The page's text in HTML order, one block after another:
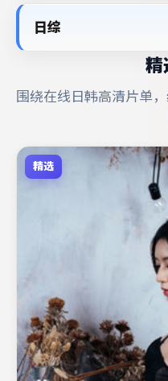
日综
精
围绕在线日韩高清片单
精选